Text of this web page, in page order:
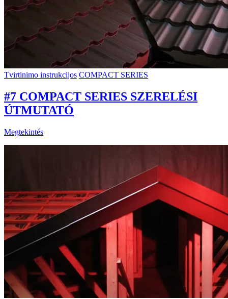
Tvirtinimo instrukcijos COMPACT SERIES
#7 COMPACT SERIES SZERELÉSI
ÚTMUTATÓ
Megtekintés